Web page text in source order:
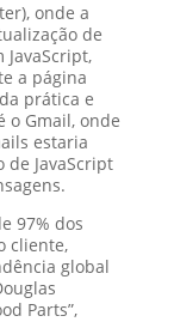
onde a
de
a página
prática e
o Gmail, onde
estaria
JavaScript
97% dos
cliente,
global
Parts”,